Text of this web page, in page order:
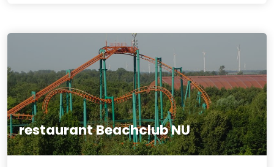
restaurant Beachclub NU